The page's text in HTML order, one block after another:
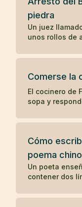
piedra
Un juez
unos rollos de
práctica
Comerse la
El cocinero de
sopa y
Cómo
poema chino
Un poeta
contener dos
escena